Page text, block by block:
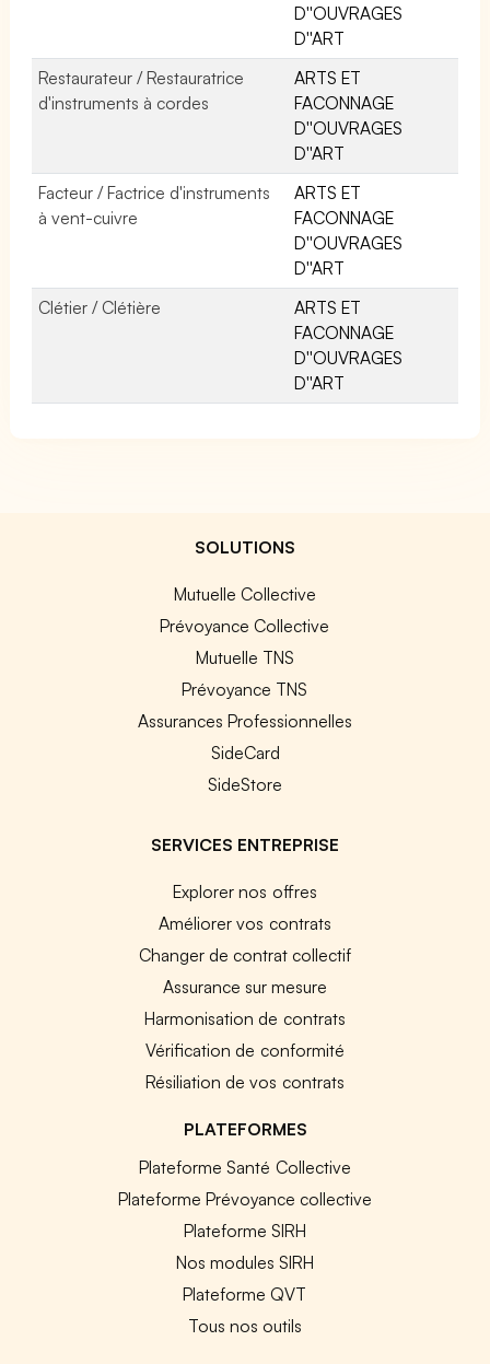
D''OUVRAGES
D''ART
Restaurateur / Restauratrice
d'instruments à cordes
ARTS ET
FACONNAGE
D''OUVRAGES
D''ART
Facteur / Factrice d'instruments
à vent-cuivre
ARTS ET
FACONNAGE
D''OUVRAGES
D''ART
Clétier / Clétière
ARTS ET
FACONNAGE
D''OUVRAGES
D''ART
SOLUTIONS
Mutuelle Collective
Prévoyance Collective
Mutuelle TNS
Prévoyance TNS
Assurances Professionnelles
SideCard
SideStore
SERVICES ENTREPRISE
Explorer nos offres
Améliorer vos contrats
Changer de contrat collectif
Assurance sur mesure
Harmonisation de contrats
Vérification de conformité
Résiliation de vos contrats
PLATEFORMES
Plateforme Santé Collective
Plateforme Prévoyance collective
Plateforme SIRH
Nos modules SIRH
Plateforme QVT
Tous nos outils